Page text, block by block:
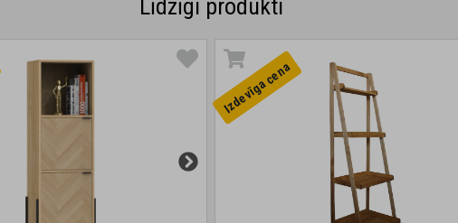
Līdzīgi produkti
Izdevīga cena